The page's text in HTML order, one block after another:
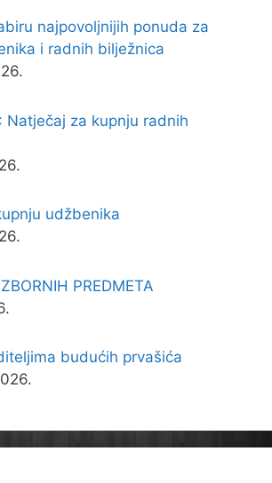
najpovoljnijih ponuda za
i radnih bilježnica
Natječaj za kupnju radnih
udžbenika
PREDMETA
budućih prvašića